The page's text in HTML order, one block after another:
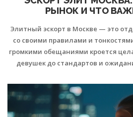
РЫНОК И ЧТО
Элитный эскорт в Москве — это
со своими правилами и
громкими обещаниями кроется
девушек до стандартов и
агентства, как отличить
чего не стоит бояться.
эскорт-сервисы и какие нюансы